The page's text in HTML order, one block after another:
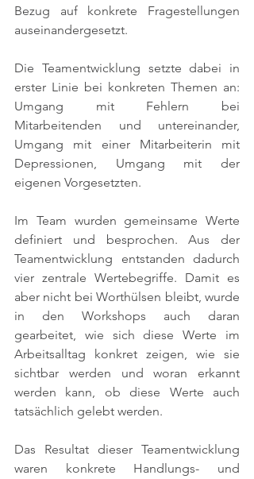
Bezug auf konkrete Fragestellungen
auseinandergesetzt.
Die Teamentwicklung setzte dabei in
erster Linie bei konkreten Themen an:
Umgang mit Fehlern bei
Mitarbeitenden und untereinander,
Umgang mit einer Mitarbeiterin mit
Depressionen, Umgang mit der
eigenen Vorgesetzten.
Im Team wurden gemeinsame Werte
definiert und besprochen. Aus der
Teamentwicklung entstanden dadurch
vier zentrale Wertebegriffe. Damit es
aber nicht bei Worthülsen bleibt, wurde
in den Workshops auch daran
gearbeitet, wie sich diese Werte im
Arbeitsalltag konkret zeigen, wie sie
sichtbar werden und woran erkannt
werden kann, ob diese Werte auch
tatsächlich gelebt werden.
Das Resultat dieser Teamentwicklung
waren konkrete Handlungs- und